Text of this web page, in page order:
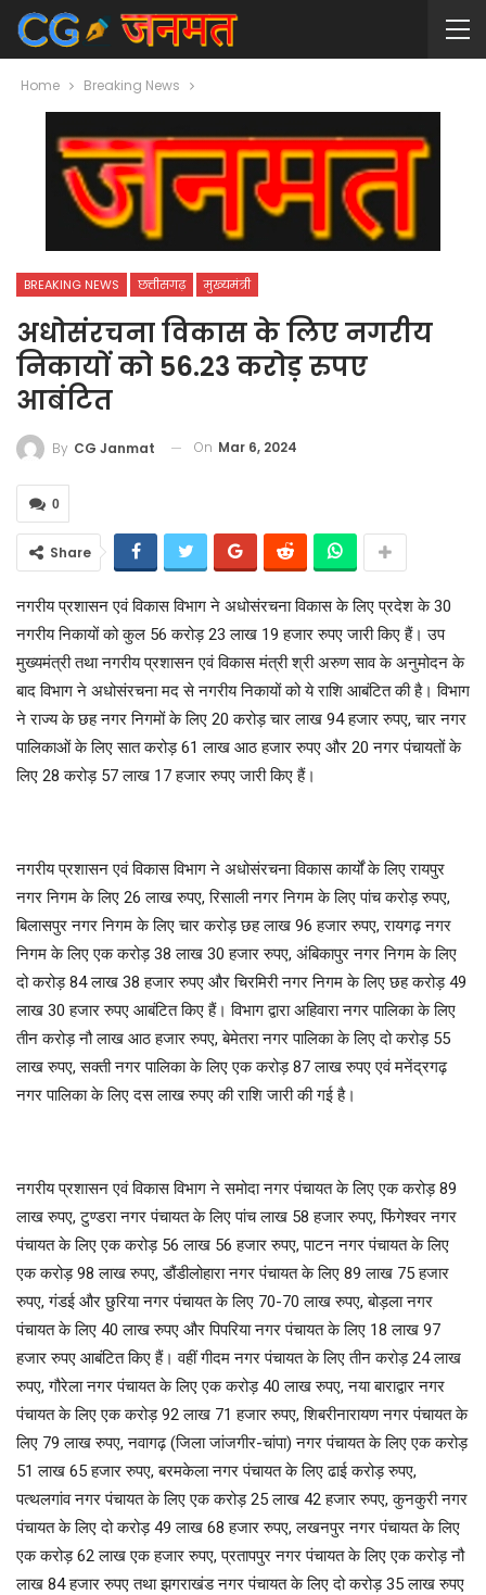
Home Breaking News
BREAKING NEWS छत्तीसगढ़ मुख्यमंत्री
अधोसंरचना विकास के लिए नगरीय
निकायों को 56.23 करोड़ रुपए
आबंटित
By CG Janmat On Mar 6, 2024
0
Share
नगरीय प्रशासन एवं विकास विभाग ने अधोसंरचना विकास के लिए प्रदेश के 30
नगरीय निकायों को कुल 56 करोड़ 23 लाख 19 हजार रुपए जारी किए हैं। उप
मुख्यमंत्री तथा नगरीय प्रशासन एवं विकास मंत्री श्री अरुण साव के अनुमोदन के
बाद विभाग ने अधोसंरचना मद से नगरीय निकायों को ये राशि आबंटित की है। विभाग
ने राज्य के छह नगर निगमों के लिए 20 करोड़ चार लाख 94 हजार रुपए, चार नगर
पालिकाओं के लिए सात करोड़ 61 लाख आठ हजार रुपए और 20 नगर पंचायतों के
लिए 28 करोड़ 57 लाख 17 हजार रुपए जारी किए हैं।
नगरीय प्रशासन एवं विकास विभाग ने अधोसंरचना विकास कार्यों के लिए रायपुर
नगर निगम के लिए 26 लाख रुपए, रिसाली नगर निगम के लिए पांच करोड़ रुपए,
बिलासपुर नगर निगम के लिए चार करोड़ छह लाख 96 हजार रुपए, रायगढ़ नगर
निगम के लिए एक करोड़ 38 लाख 30 हजार रुपए, अंबिकापुर नगर निगम के लिए
दो करोड़ 84 लाख 38 हजार रुपए और चिरमिरी नगर निगम के लिए छह करोड़ 49
लाख 30 हजार रुपए आबंटित किए हैं। विभाग द्वारा अहिवारा नगर पालिका के लिए
तीन करोड़ नौ लाख आठ हजार रुपए, बेमेतरा नगर पालिका के लिए दो करोड़ 55
लाख रुपए, सक्ती नगर पालिका के लिए एक करोड़ 87 लाख रुपए एवं मनेंद्रगढ़
नगर पालिका के लिए दस लाख रुपए की राशि जारी की गई है।
नगरीय प्रशासन एवं विकास विभाग ने समोदा नगर पंचायत के लिए एक करोड़ 89
लाख रुपए, टुण्डरा नगर पंचायत के लिए पांच लाख 58 हजार रुपए, फिंगेश्वर नगर
पंचायत के लिए एक करोड़ 56 लाख 56 हजार रुपए, पाटन नगर पंचायत के लिए
एक करोड़ 98 लाख रुपए, डौंडीलोहारा नगर पंचायत के लिए 89 लाख 75 हजार
रुपए, गंडई और छुरिया नगर पंचायत के लिए 70-70 लाख रुपए, बोड़ला नगर
पंचायत के लिए 40 लाख रुपए और पिपरिया नगर पंचायत के लिए 18 लाख 97
हजार रुपए आबंटित किए हैं। वहीं गीदम नगर पंचायत के लिए तीन करोड़ 24 लाख
रुपए, गौरेला नगर पंचायत के लिए एक करोड़ 40 लाख रुपए, नया बाराद्वार नगर
पंचायत के लिए एक करोड़ 92 लाख 71 हजार रुपए, शिबरीनारायण नगर पंचायत के
लिए 79 लाख रुपए, नवागढ़ (जिला जांजगीर-चांपा) नगर पंचायत के लिए एक करोड़
51 लाख 65 हजार रुपए, बरमकेला नगर पंचायत के लिए ढाई करोड़ रुपए,
पत्थलगांव नगर पंचायत के लिए एक करोड़ 25 लाख 42 हजार रुपए, कुनकुरी नगर
पंचायत के लिए दो करोड़ 49 लाख 68 हजार रुपए, लखनपुर नगर पंचायत के लिए
एक करोड़ 62 लाख एक हजार रुपए, प्रतापपुर नगर पंचायत के लिए एक करोड़ नौ
लाख 84 हजार रुपए तथा झगराखंड नगर पंचायत के लिए दो करोड़ 35 लाख रुपए